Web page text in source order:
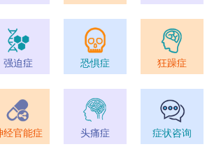
强迫症 恐惧症 狂躁症
经官能症 头痛症 症状咨询